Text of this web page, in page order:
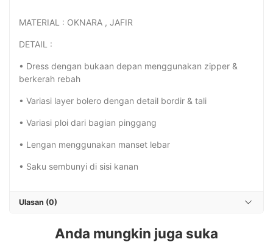
MATERIAL : OKNARA , JAFIR
DETAIL :
• Dress dengan bukaan depan menggunakan zipper &
berkerah rebah
• Variasi layer bolero dengan detail bordir & tali
• Variasi ploi dari bagian pinggang
• Lengan menggunakan manset lebar
• Saku sembunyi di sisi kanan
Ulasan (0)
Anda mungkin juga suka